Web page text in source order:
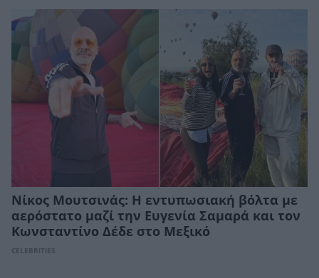
Νίκος Μουτσινάς: Η εντυπωσιακή βόλτα με
αερόστατο μαζί την Ευγενία Σαμαρά και τον
Κωνσταντίνο Δέδε στο Μεξικό
CELEBRITIES